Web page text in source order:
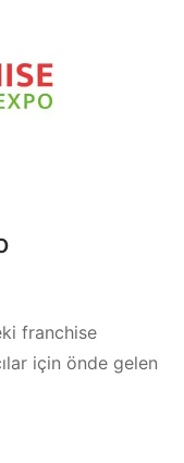
franchise
için önde gelen